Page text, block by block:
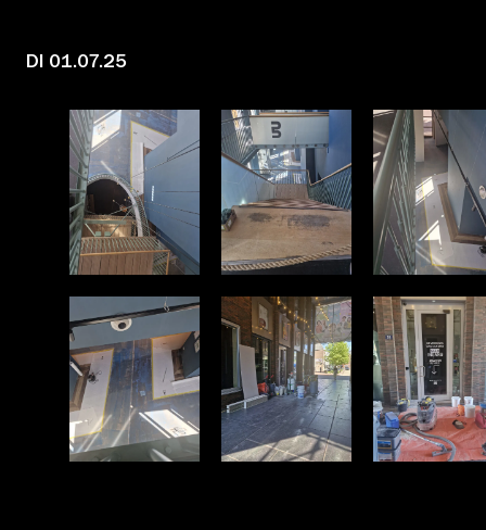
Nieuws
Account
Volg ons op:
DI 01.07.25